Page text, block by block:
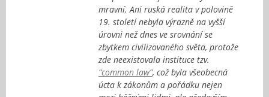
mravní. Ani ruská realita v polovině
19. století nebyla výrazně na vyšší
úrovni než dnes ve srovnání se
zbytkem civilizovaného světa, protože
zde neexistovala instituce tzv.
“common law”, což byla všeobecná
úcta k zákonům a pořádku nejen